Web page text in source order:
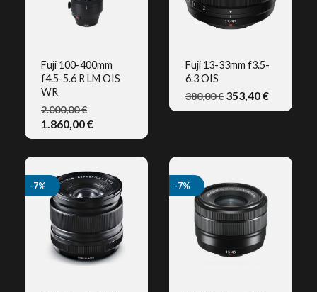
mejora Más este precio
Toda la Info en :
Fuji 100-400mm
f4.5-5.6 R LM OIS
WR
2.000,00 €
1.860,00 €
Fuji 13-33mm f3.5-
6.3 OIS
380,00 € 353,40 €
-7% -7%